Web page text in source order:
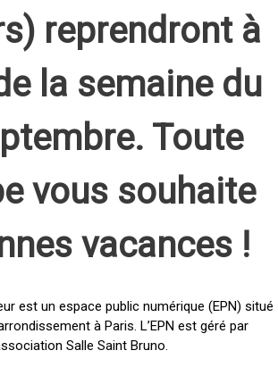
reprendront à
la semaine du
Toute
vous souhaite
vacances !
est un espace public numérique (EPN) situé
à Paris. L’EPN est géré par
Salle Saint Bruno.